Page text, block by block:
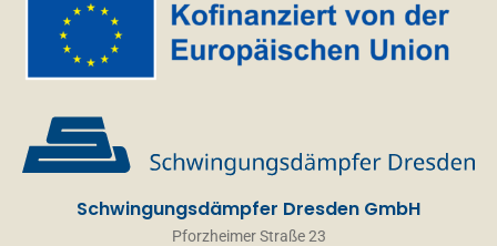
Schwingungsdämpfer Dresden GmbH
Pforzheimer Straße 23